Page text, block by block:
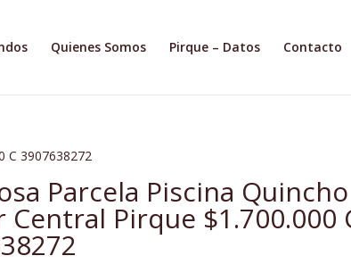
Quienes Somos Pirque – Datos Contacto
C 3907638272
Parcela Piscina Quincho
Central Pirque $1.700.000